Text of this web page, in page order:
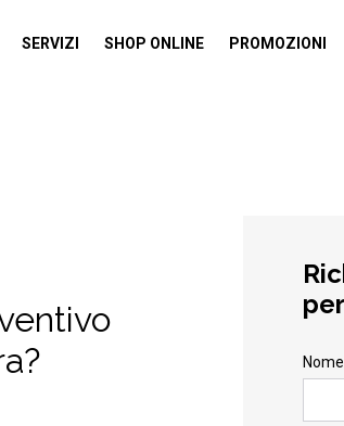
SERVIZI SHOP ONLINE PROMOZIONI